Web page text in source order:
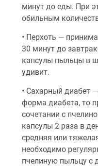
минут до еды. При
обильным
• Перхоть —
30 минут до
капсулы пыльцы в
удивит.
• Сахарный диабет
форма диабета, то
сочетании с
капсулы 2 раза в
средняя или
необходимо
пчелиную пыльцу с